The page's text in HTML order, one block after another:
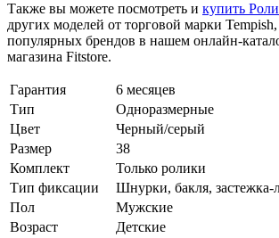
Также вы можете посмотреть и купить
других моделей от торговой марки
популярных брендов в нашем онлайн-
магазина Fitstore.
Гарантия
6 месяцев
Тип
Одноразмерные
Цвет
Черный/серый
Размер
38
Комплект
Только ролики
Тип фиксации
Шнурки, бакля, застежка-
Пол
Мужские
Возраст
Детские